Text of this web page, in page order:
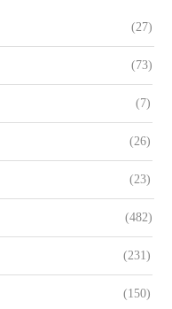
(27)
(73)
(7)
(26)
(23)
(482)
(231)
(150)